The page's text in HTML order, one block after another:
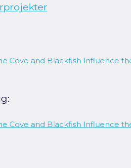
Cove and Blackfish Influence
Cove and Blackfish Influence